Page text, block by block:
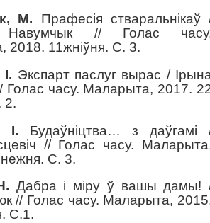
М. Прафесія стваральнікаў
Навумчык // Голас
2018. 11жніўня. С. 3.
Экспарт паслуг вырас /
Голас часу. Маларыта, 2017.
2.
І. Будаўніцтва… з даўгамі
// Голас часу.
С. 3.
Дабра і міру ў вашы дамы!
// Голас часу. Маларыта,
C.1.